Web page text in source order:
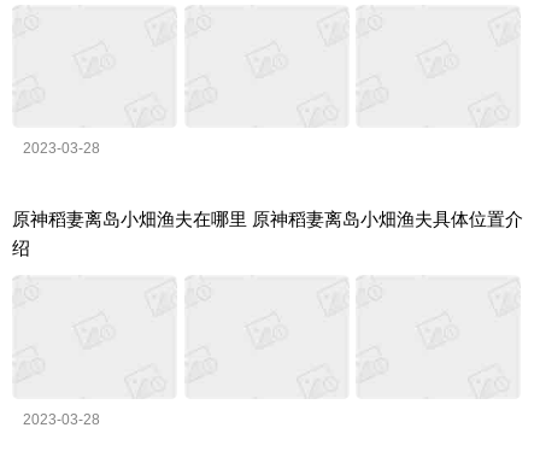
2023-03-28
原神稻妻离岛小畑渔夫在哪里 原神稻妻离岛小畑渔夫具体位置介
绍
2023-03-28